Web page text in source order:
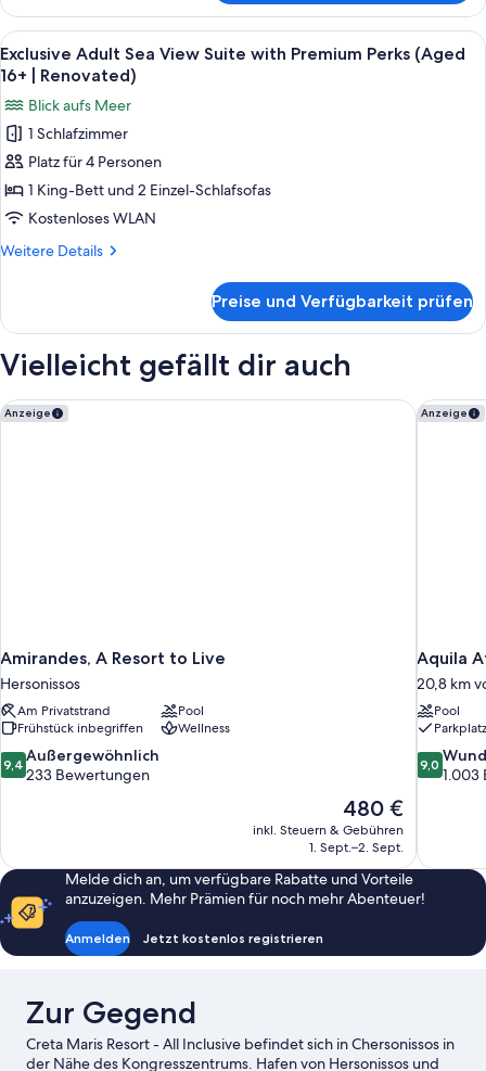
One-
Bedroom
Collection
Suites
Alle
Fotos
Exclusive
Adult
Sea
View
Suite
with
(Aged
16+
|
anzeigen
Exclusive Adult Sea View Suite with
10
Exclusive Adult Sea View Suite with Premium Perks (Aged
16+ | Renovated)
Blick aufs Meer
1 Schlafzimmer
Platz für 4 Personen
1 King-Bett und 2 Einzel-Schlafsofas
Kostenloses WLAN
Weitere Details
Weitere
Adult
View
with
Premium
Preise und Verfügbarkeit prüfen
Vielleicht gefällt dir auch
Anzeige
Amirandes, A Resort to Live
Hersonissos
Am Privatstrand
Pool
Frühstück inbegriffen
Wellness
9.4
von
Bewertungen
9,4 Außergewöhnlich
233 Bewertungen
Der
Preis
beträgt
480 €
inkl. Steuern & Gebühren
1. Sept.–2. Sept.
Amirandes, A Resort to Live Anzeige
Aquila
20,8 km
Pool
9.0
von
9,0
1.003
Aquila
Melde dich an, um verfügbare Rabatte und Vorteile
anzuzeigen. Mehr Prämien für noch mehr Abenteuer!
Anmelden Jetzt kostenlos registrieren
Zur Gegend
Creta Maris Resort - All Inclusive befindet sich in Chersonissos in
der Nähe des Kongresszentrums. Hafen von Hersonissos und